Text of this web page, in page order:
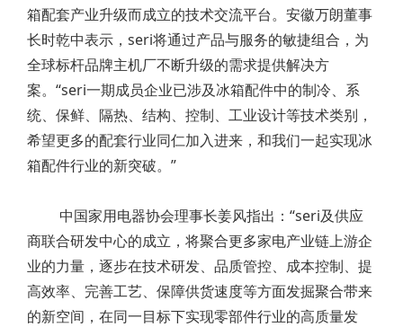
箱配套产业升级而成立的技术交流平台。安徽万朗董事
长时乾中表示，seri将通过产品与服务的敏捷组合，为
全球标杆品牌主机厂不断升级的需求提供解决方
案。“seri一期成员企业已涉及冰箱配件中的制冷、系
统、保鲜、隔热、结构、控制、工业设计等技术类别，
希望更多的配套行业同仁加入进来，和我们一起实现冰
箱配件行业的新突破。”
中国家用电器协会理事长姜风指出：“seri及供应
商联合研发中心的成立，将聚合更多家电产业链上游企
业的力量，逐步在技术研发、品质管控、成本控制、提
高效率、完善工艺、保障供货速度等方面发掘聚合带来
的新空间，在同一目标下实现零部件行业的高质量发